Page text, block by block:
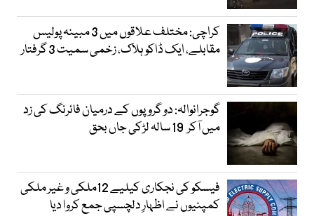
کراچی: مختلف علاقوں میں 3 مبینہ پولیس
مقابلے، ایک ڈاکو ہلاک، زخمی سمیت 3 گرفتار
گوجرانوالہ: دو گروپوں کے درمیان فائرنگ کی زد
میں آکر 19 سالہ لڑکی جاں بحق
فیسکو کی نجکاری کیلیے 12ملکی و غیر ملکی
کمپنیوں نے اظہارِ دلچسپی جمع کروا دیا